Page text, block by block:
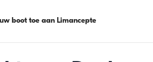
boot toe aan Limancepte